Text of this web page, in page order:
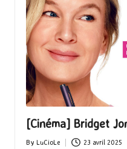
[Cinéma] Bridget
By LuCioLe 23 avril 2025